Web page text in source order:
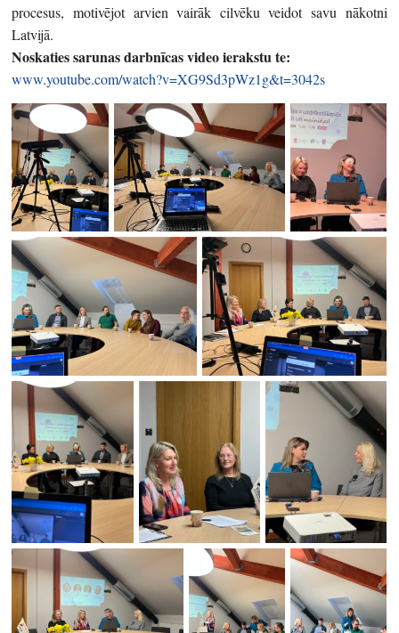
procesus, motivējot arvien vairāk cilvēku veidot savu nākotni
Latvijā.
Noskaties sarunas darbnīcas video ierakstu te:
www.youtube.com/watch?v=XG9Sd3pWz1g&t=3042s